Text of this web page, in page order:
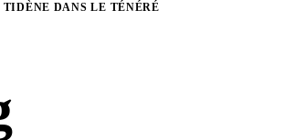
DANS LE TÉNÉRÉ